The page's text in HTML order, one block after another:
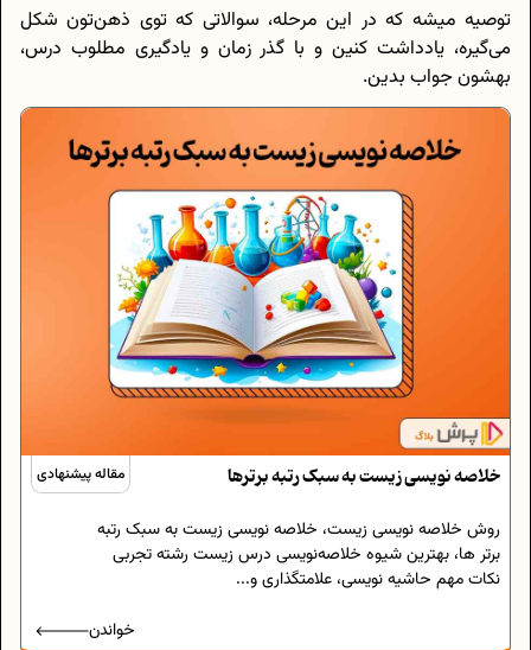
توصیه میشه که در این مرحله، سوالاتی که توی ذهن‌تون شکل
می‌گیره، یادداشت کنین و با گذر زمان و یادگیری مطلوب درس،
بهشون جواب بدین.
مقاله پیشنهادی خلاصه نویسی زیست به سبک رتبه برترها
روش خلاصه نویسی زیست، خلاصه نویسی زیست به سبک رتبه
برتر ها، بهترین شیوه خلاصه‌نویسی درس زیست رشته تجربی
نکات مهم حاشیه نویسی، علامتگذاری و...
خواندن